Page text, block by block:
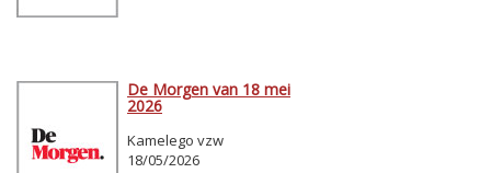
De Morgen van 18 mei
2026
Kamelego vzw
18/05/2026